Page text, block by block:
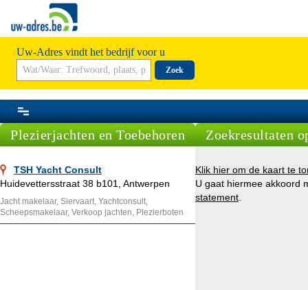
Uw-Adres vindt het bedrijf voor u
Zoek
Plezierjachten en Toebehoren
TSH Yacht Consult
Huidevettersstraat 38 b101, Antwerpen
Jacht makelaar, Siervaart, Yachtconsult,
Scheepsmakelaar, Verkoop jachten, Plezierboten
Zoekresultaten
Klik hier om de kaart te
U gaat hiermee akkoord
statement